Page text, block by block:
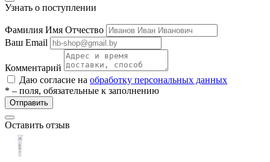
Узнать о поступлении
Фамилия Имя Отчество
Ваш Email
Комментарий
Даю согласие на обработку персональных данных
* – поля, обязательные к заполнению
Отправить
Оставить отзыв